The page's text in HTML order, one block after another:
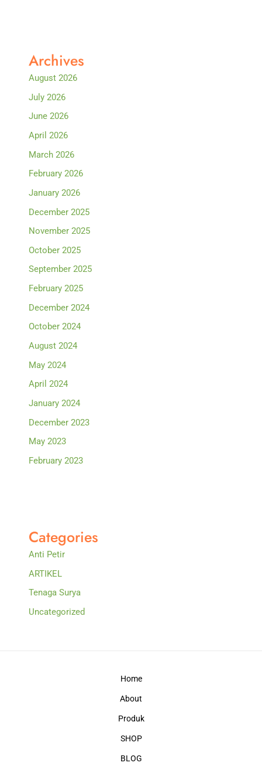
Archives
August 2026
July 2026
June 2026
April 2026
March 2026
February 2026
January 2026
December 2025
November 2025
October 2025
September 2025
February 2025
December 2024
October 2024
August 2024
May 2024
April 2024
January 2024
December 2023
May 2023
February 2023
Categories
Anti Petir
ARTIKEL
Tenaga Surya
Uncategorized
Home
About
Produk
SHOP
BLOG